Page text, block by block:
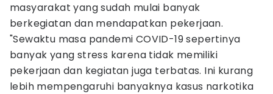
masyarakat yang sudah mulai banyak
berkegiatan dan mendapatkan pekerjaan.
"Sewaktu masa pandemi COVID-19 sepertinya
banyak yang stress karena tidak memiliki
pekerjaan dan kegiatan juga terbatas. Ini kurang
lebih mempengaruhi banyaknya kasus narkotika